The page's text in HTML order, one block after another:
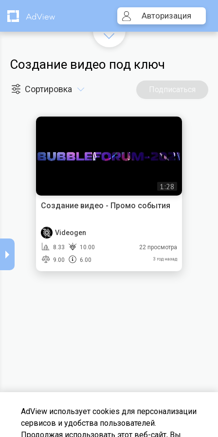
AdView Авторизация
Создание видео под ключ
Сортировка Подписаться
1:28
Создание видео - Промо события
Videogen
8.33
10.00
9.00
6.00
22 просмотра
3 год назад
AdView использует cookies для персонализации
сервисов и удобства пользователей.
Продолжая использовать этот веб-сайт, Вы